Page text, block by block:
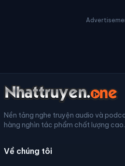
Nền tảng nghe truyện audio và
hàng nghìn tác phẩm chất lượng cao.
Về chúng tôi